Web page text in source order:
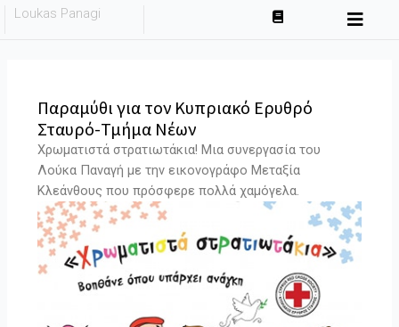
SkipLoukas Panagi
Παραμύθι για τον Κυπριακό Ερυθρό
Σταυρό-Τμήμα Νέων
Χρωματιστά στρατιωτάκια! Μια συνεργασία του
Λούκα Παναγή με την εικονογράφο Μεταξία
Κλεάνθους που πρόσφερε πολλά χαμόγελα.